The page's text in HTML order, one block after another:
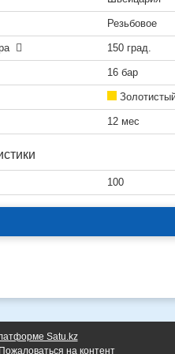
Резьбовое
150 град.
16 бар
12 мес
100
Satu.kz
Пожаловаться на контент